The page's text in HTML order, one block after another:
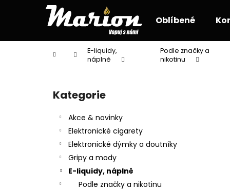
Oblíbené
Domů
E-liquidy,
náplně
Podle značky a
nikotinu
Přeskočit
kategorie
Kategorie
Akce & novinky
Elektronické cigarety
Elektronické dýmky a doutníky
Gripy a mody
E-liquidy, náplně
Podle značky a nikotinu
í
Zpět
do
Zpět
do